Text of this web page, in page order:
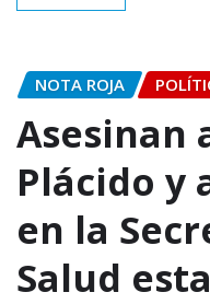
NOTA ROJA
Asesinan
Plácido y
en la
Salud